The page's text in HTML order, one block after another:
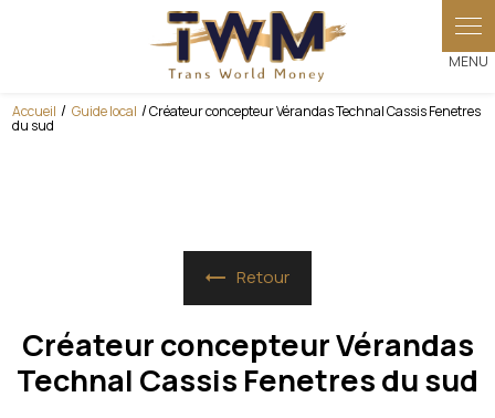
Accueil Guide local Créateur concepteur Vérandas Technal Cassis Fenetres
du sud
Retour
Créateur concepteur Vérandas
Technal Cassis Fenetres du sud